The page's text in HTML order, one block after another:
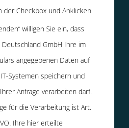
der Checkbox und Anklicken
willigen Sie ein, dass
Deutschland GmbH Ihre im
angegebenen Daten auf
Systemen speichern und
Anfrage verarbeiten darf.
für die Verarbeitung ist Art.
Ihre hier erteilte